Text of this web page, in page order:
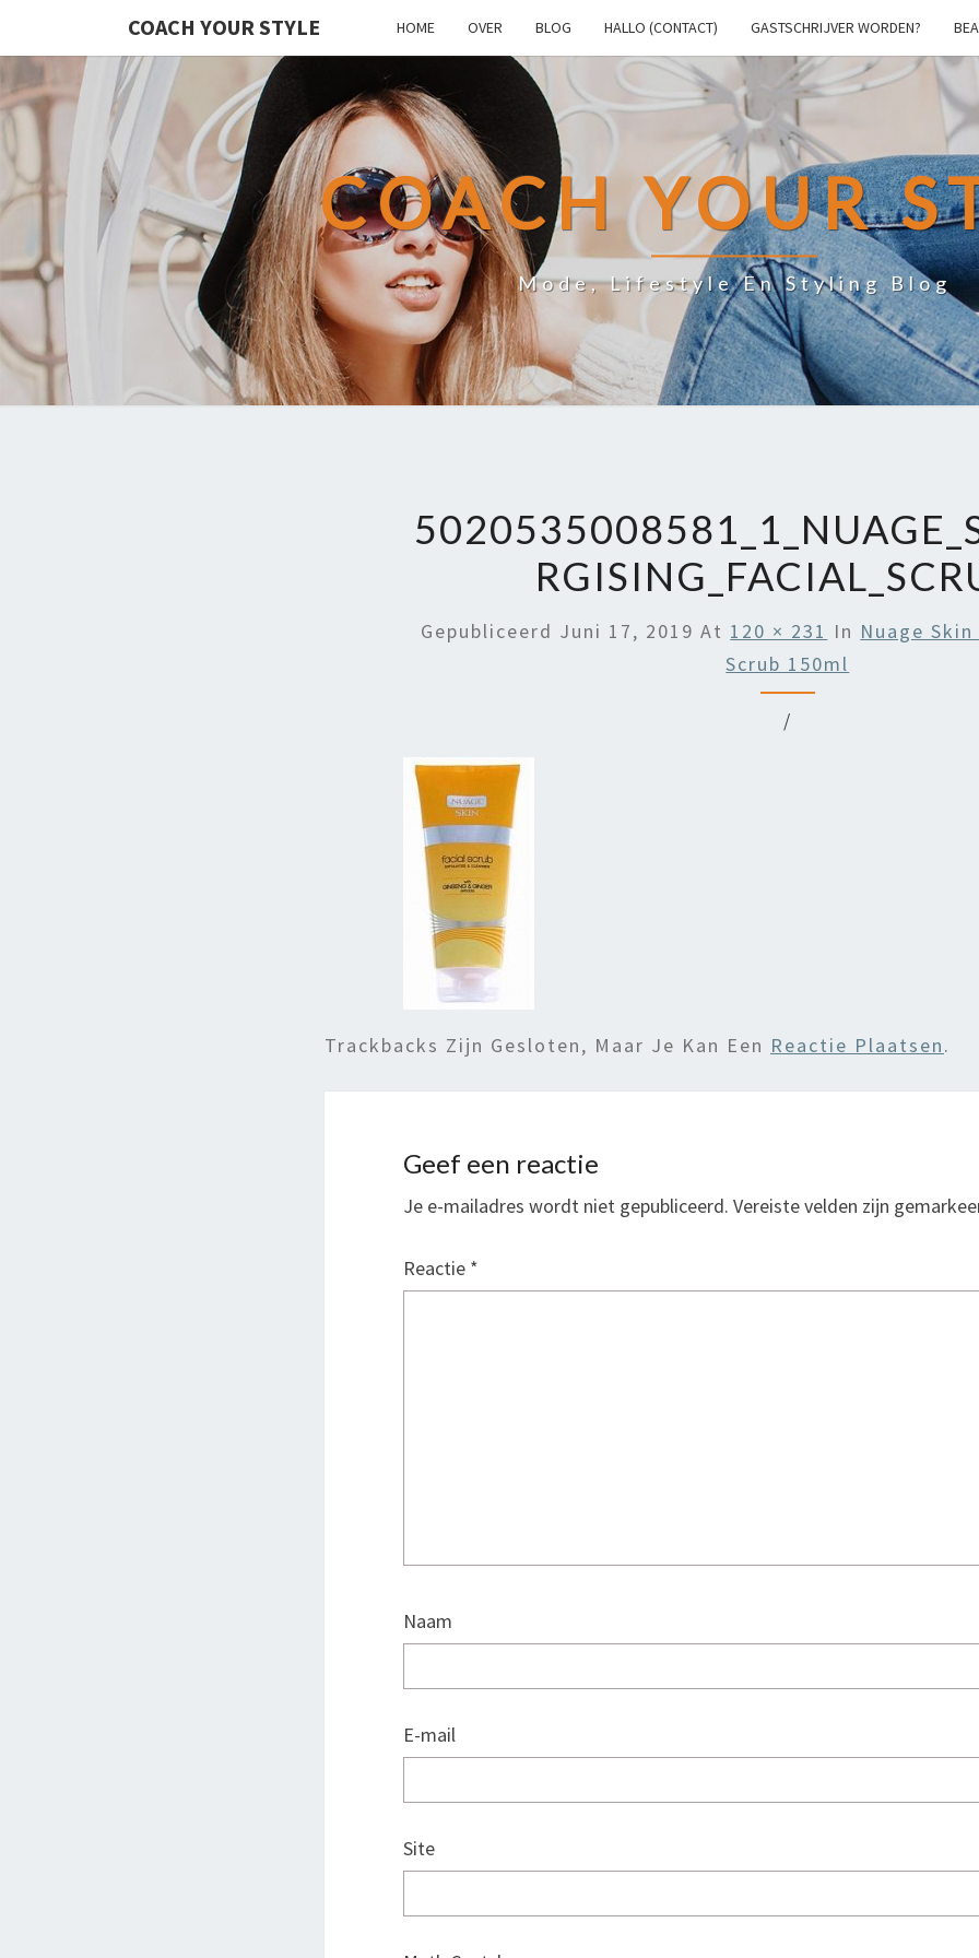
COACH YOUR STYLE HOME OVER BLOG HALLO (CONTACT) GASTSCHRIJVER WORDEN?
COACH YOUR
Mode, Lifestyle En Styling Blog
Gepubliceerd Juni 17, 2019 At 120 × 231 In Nuage
Scrub 150ml
/
Trackbacks Zijn Gesloten, Maar Je Kan Een Reactie Plaatsen.
Geef een reactie
Je e-mailadres wordt niet gepubliceerd. Vereiste velden zijn
Reactie *
Naam
E-mail
Site